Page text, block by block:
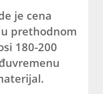
je cena
prethodnom
180-200